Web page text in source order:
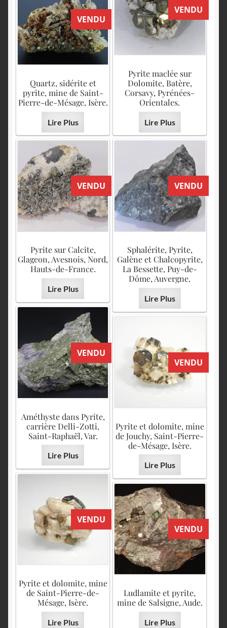
VENDU
Pyrite maclée sur
Dolomite, Batère,
Corsavy, Pyrénées-
Orientales.
Lire Plus
VENDU
Quartz, sidérite et
pyrite, mine de Saint-
Pierre-de-Mésage, Isère.
Lire Plus
VENDU
Pyrite sur Calcite,
Glageon, Avesnois, Nord,
Hauts-de-France.
Lire Plus
VENDU
Sphalérite, Pyrite,
Galène et Chalcopyrite,
La Bessette, Puy-de-
Dôme, Auvergne.
Lire Plus
VENDU
Améthyste dans Pyrite,
carrière Delli-Zotti,
Saint-Raphaël, Var.
Lire Plus
VENDU
Pyrite et dolomite, mine
de Jouchy, Saint-Pierre-
de-Mésage, Isère.
Lire Plus
VENDU
Pyrite et dolomite, mine
de Saint-Pierre-de-
Mésage, Isère.
Lire Plus
VENDU
Ludlamite et pyrite,
mine de Salsigne, Aude.
Lire Plus